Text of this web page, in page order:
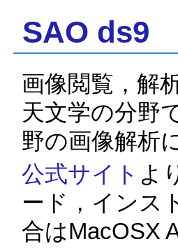
SAO ds9
画像閲覧，解
天文学の分野
野の画像解析
公式サイト よ
ード，インス
合はMacOSX